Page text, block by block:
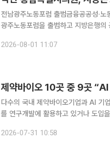
전남광주노동포럼 출범금융공공성·노동 상생 강조 박만 전남광주통합특
광주노동포럼을 출범하고 지방은행의
2026-08-01 11:07
제약바이오 10곳 중 9곳
다수의 국내 제약바이오기업과 AI 기
를 연구개발에 활용하고 있거나 도입을 준비하고
심으로 국내 제약·바이오기업, AI 전
2026-07-31 10:58